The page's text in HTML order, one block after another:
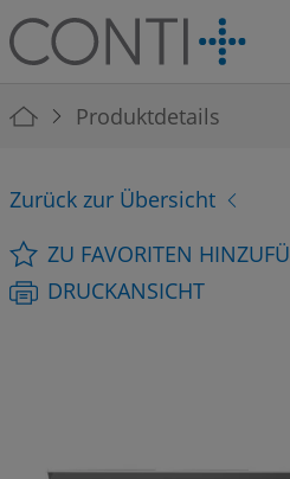
Skip to main navigation
Skip to main content
Skip to page footer
You are here:
Produktdetails
Zurück zur Übersicht
ZU FAVORITEN
DRUCKANSICHT